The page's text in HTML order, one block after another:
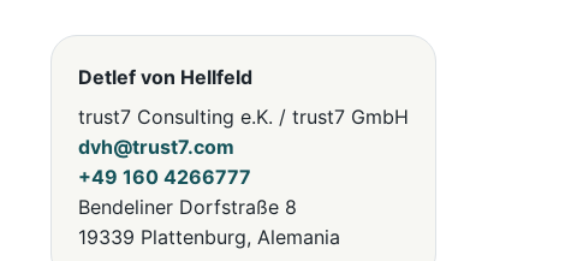
Detlef von Hellfeld
trust7 Consulting e.K. / trust7 GmbH
dvh@trust7.com
+49 160 4266777
Bendeliner Dorfstraße 8
19339 Plattenburg, Alemania